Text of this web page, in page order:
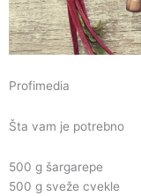
Profimedia
Šta vam je potrebno
500 g šargarepe
500 g sveže cvekle